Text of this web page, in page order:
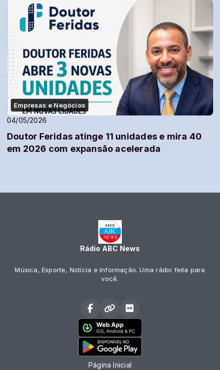
Empresas e Negócios
04/05/2026
Doutor Feridas atinge 11 unidades e mira 40
em 2026 com expansão acelerada
Rádio ABC News
Música, Esporte, Notícia e Informação. Uma rádio feita para
você.
Página Inicial